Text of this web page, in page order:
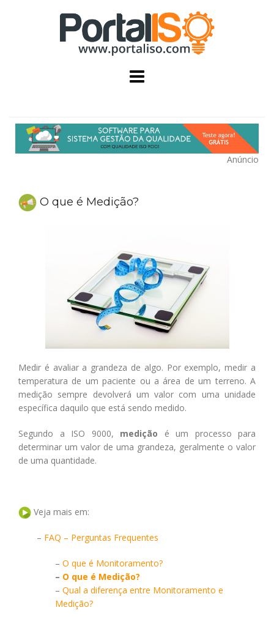
Anúncio
O que é Medição?
Medir é avaliar a grandeza de algo. Por exemplo, medir a
temperatura de um paciente ou a área de um terreno. A
medição sempre devolverá um valor com uma unidade
específica daquilo que está sendo medido.
Segundo a ISO 9000, medição é um processo para
determinar um valor de uma grandeza, geralmente o valor
de uma quantidade.
Veja mais em:
– FAQ – Perguntas Frequentes
– O que é Monitoramento?
– O que é Medição?
– Qual a diferença entre Monitoramento e
Medição?